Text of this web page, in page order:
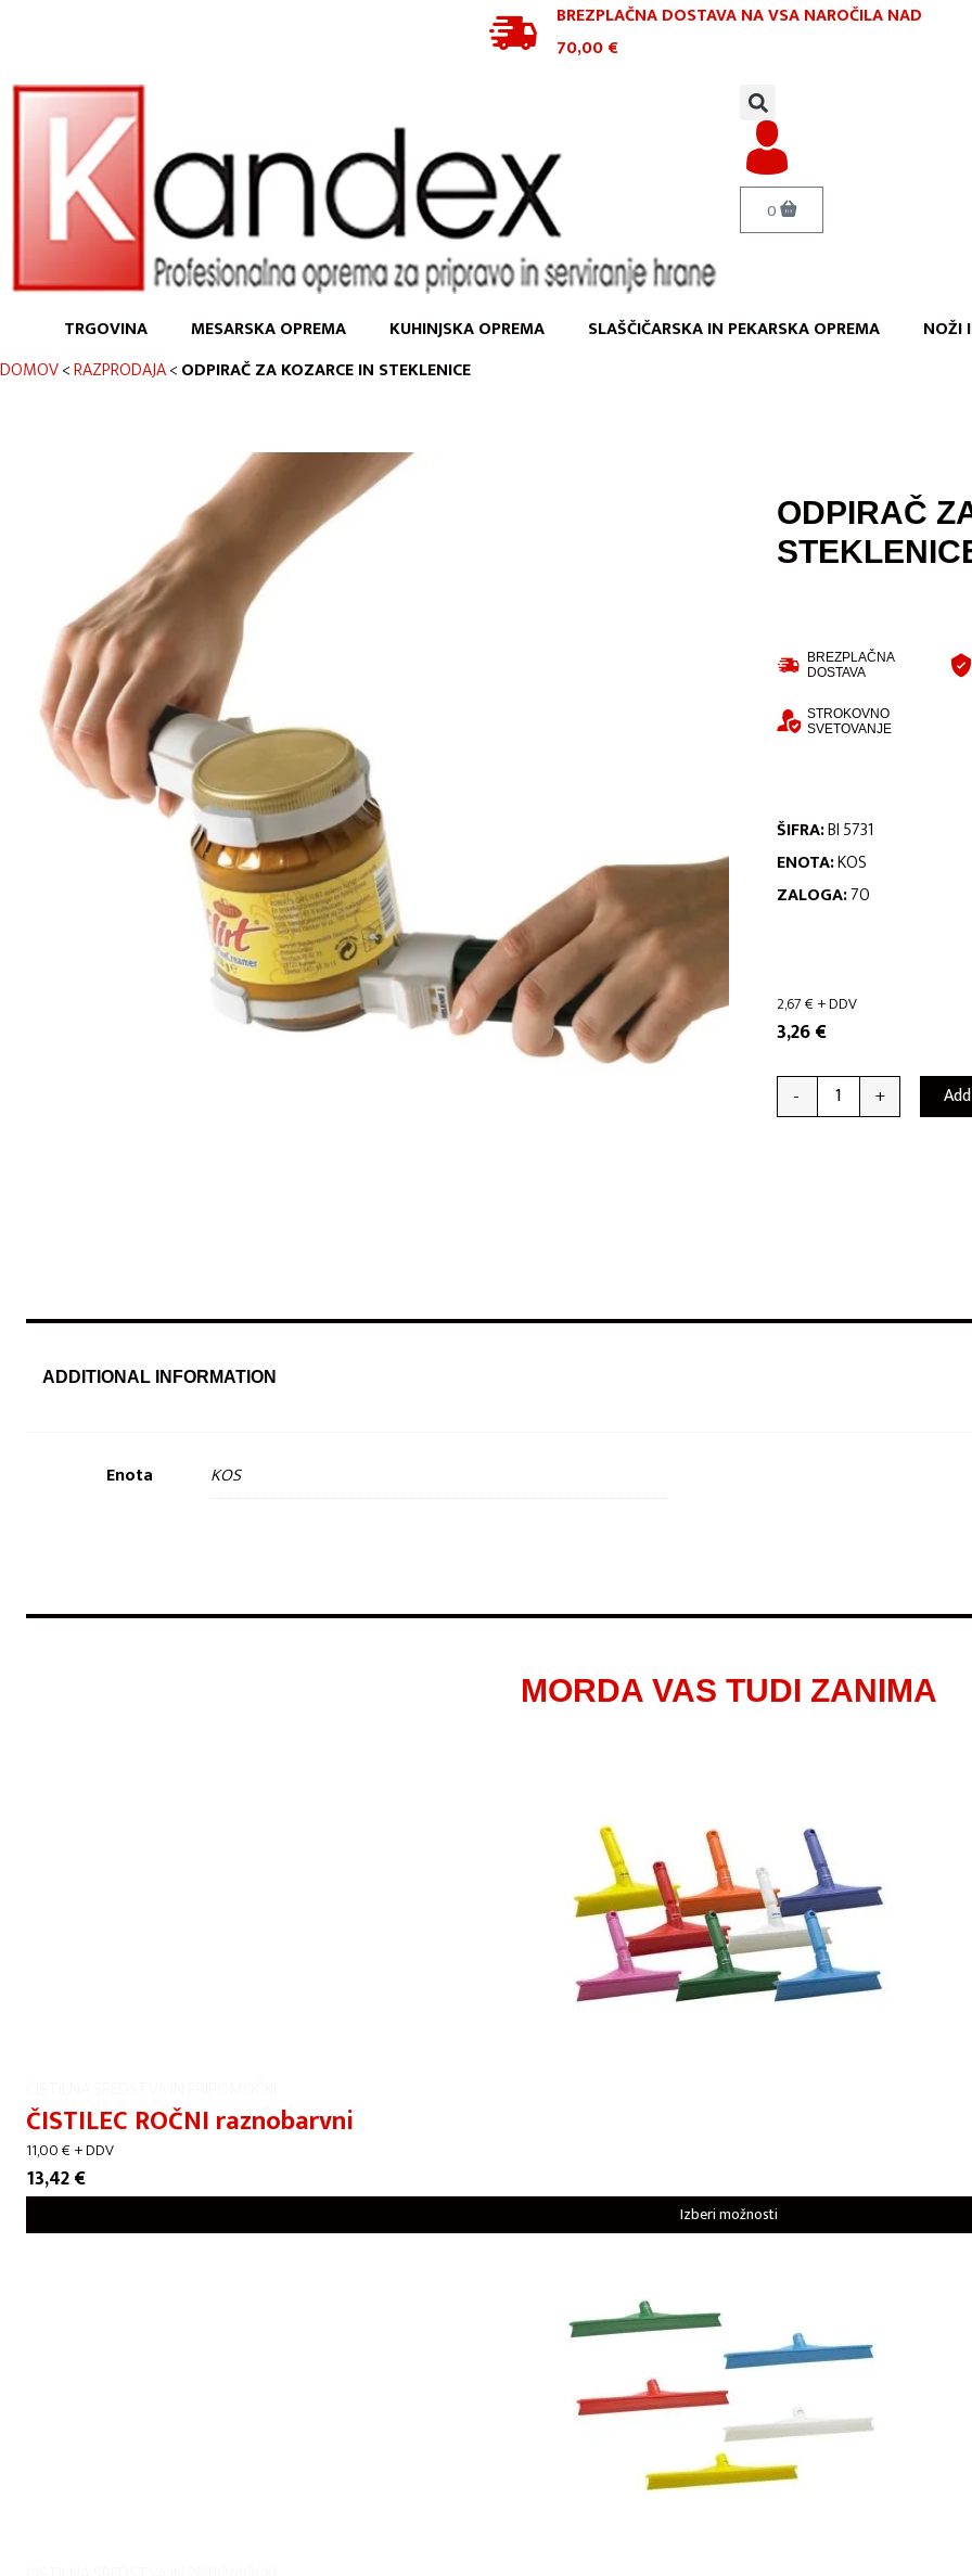
BREZPLAČNA DOSTAVA NA VSA NAROČILANAD
70,00 €
0
TRGOVINA MESARSKA OPREMA KUHINJSKA OPREMA SLAŠČIČARSKA IN PEKARSKA OPREMA NOŽI
DOMOV<RAZPRODAJA<ODPIRAČ ZA KOZARCE IN STEKLENICE
ODPIRAČ
BREZPLAČNA
DOSTAVA
STROKOVNO
SVETOVANJE
ŠIFRA:BI 5731
ENOTA:KOS
ZALOGA:70
2,67€+ DDV
3,26€
- +
ADDITIONAL INFORMATION
Enota KOS
MORDA VAS TUDI ZANIMA
ČISTILEC ROČNI raznobarvni
11,00€+ DDV
13,42€
Izberi možnosti